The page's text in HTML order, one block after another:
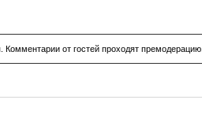
от гостей проходят премодерацию.